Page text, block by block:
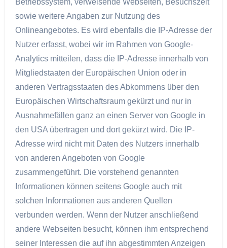
sowie weitere Angaben zur Nutzung des
Onlineangebotes. Es wird ebenfalls die IP-Adresse der
Nutzer erfasst, wobei wir im Rahmen von Google-
Analytics mitteilen, dass die IP-Adresse innerhalb von
Mitgliedstaaten der Europäischen Union oder in
anderen Vertragsstaaten des Abkommens über den
Europäischen Wirtschaftsraum gekürzt und nur in
Ausnahmefällen ganz an einen Server von Google in
den USA übertragen und dort gekürzt wird. Die IP-
Adresse wird nicht mit Daten des Nutzers innerhalb
von anderen Angeboten von Google
zusammengeführt. Die vorstehend genannten
Informationen können seitens Google auch mit
solchen Informationen aus anderen Quellen
verbunden werden. Wenn der Nutzer anschließend
andere Webseiten besucht, können ihm entsprechend
seiner Interessen die auf ihn abgestimmten Anzeigen